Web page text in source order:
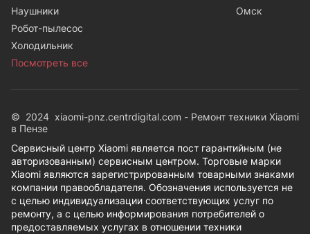
Наушники
Робот-пылесос
Холодильник
Посмотреть все
Омск
© 2024 xiaomi-pnz.centrdigital.com - Ремонт техники Xiaomi
в Пензе
Сервисный центр Xiaomi является пост гарантийным (не
авторизованным) сервисным центром. Торговые марки
Xiaomi являются зарегистрированным товарными знаками
компании правообладателя. Обозначения используется не
с целью индивидуализации соответствующих услуг по
ремонту, а с целью информирования потребителей о
предоставляемых услугах в отношении техники